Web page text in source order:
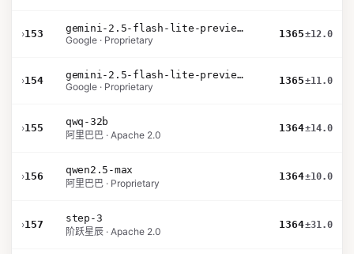
›153
gemini-2.5-flash-lite-preview-06-17-thinking
Google · Proprietary
1365±12.0
›154
gemini-2.5-flash-lite-preview-09-2025-no-thinking
Google · Proprietary
1365±11.0
›155
qwq-32b
阿里巴巴 · Apache 2.0
1364±14.0
›156
qwen2.5-max
阿里巴巴 · Proprietary
1364±10.0
›157
step-3
阶跃星辰 · Apache 2.0
1364±31.0